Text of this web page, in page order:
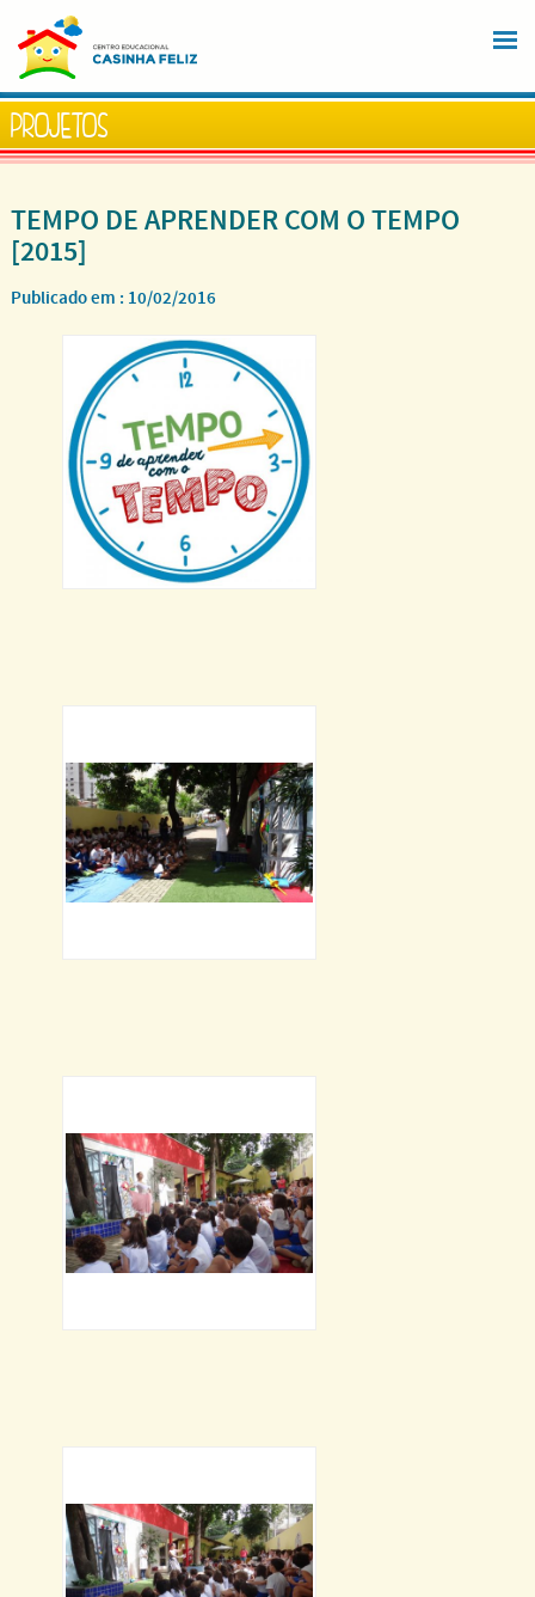
PROJETOS
TEMPO DE APRENDER COM O TEMPO
[2015]
Publicado em : 10/02/2016